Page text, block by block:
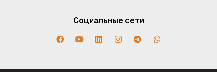
Социальные сети